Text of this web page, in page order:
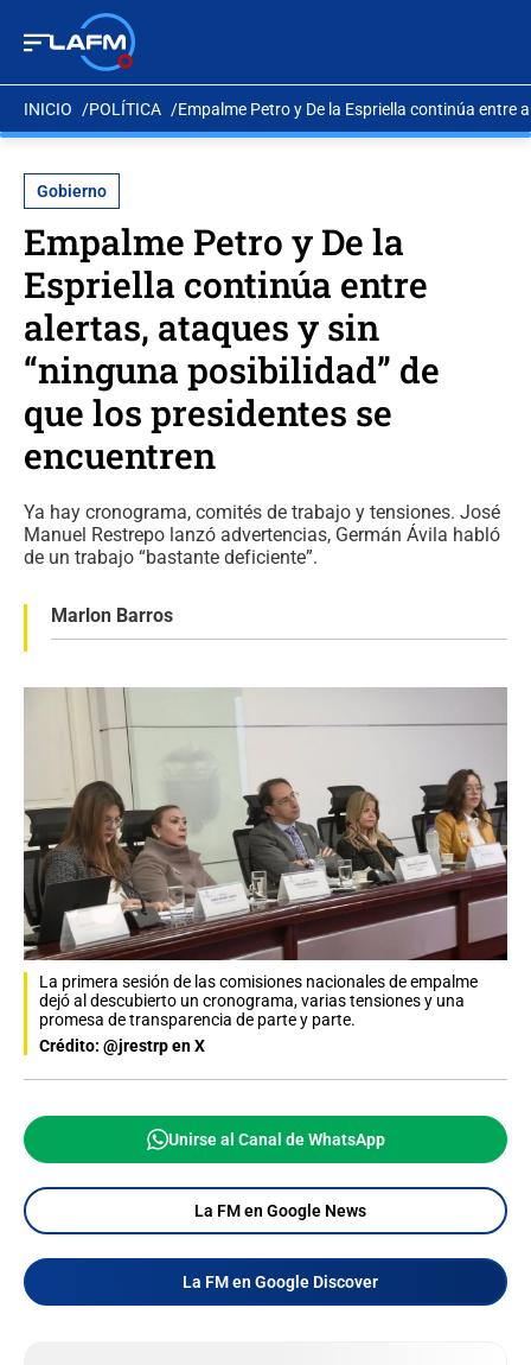
INICIO POLÍTICA Empalme Petro y De la Espriella continúa entre
Gobierno
Empalme Petro y De la
Espriella continúa entre
alertas, ataques y sin
“ninguna posibilidad” de
que los presidentes se
encuentren
Ya hay cronograma, comités de trabajo y tensiones. José
Manuel Restrepo lanzó advertencias, Germán Ávila habló
de un trabajo “bastante deficiente”.
Marlon Barros
La primera sesión de las comisiones nacionales de empalme
dejó al descubierto un cronograma, varias tensiones y una
promesa de transparencia de parte y parte.
Crédito: @jrestrp en X
Unirse al Canal de WhatsApp
La FM en Google News
La FM en Google Discover